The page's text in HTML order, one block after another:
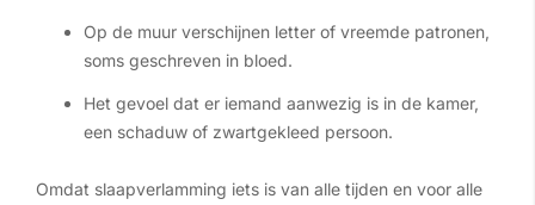
Op de muur verschijnen letter of vreemde patronen,
soms geschreven in bloed.
Het gevoel dat er iemand aanwezig is in de kamer,
een schaduw of zwartgekleed persoon.
Omdat slaapverlamming iets is van alle tijden en voor alle